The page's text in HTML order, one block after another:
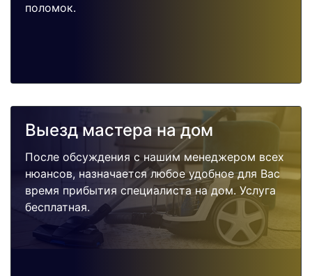
поломок.
Выезд мастера на дом
После обсуждения с нашим менеджером всех
нюансов, назначается любое удобное для Вас
время прибытия специалиста на дом. Услуга
бесплатная.